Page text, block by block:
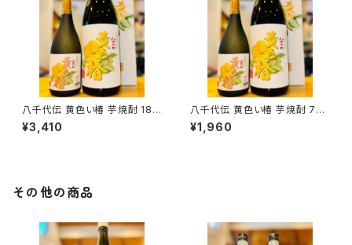
八千代伝 黄色い椿 芋焼酎 180
0ml１本（八千代伝酒造・鹿児島
県垂水市上町）
¥3,410
八千代伝 黄色い椿 芋焼酎 720
ml１本（八千代伝酒造・鹿児島
県垂水市上町）
¥1,960
その他の商品